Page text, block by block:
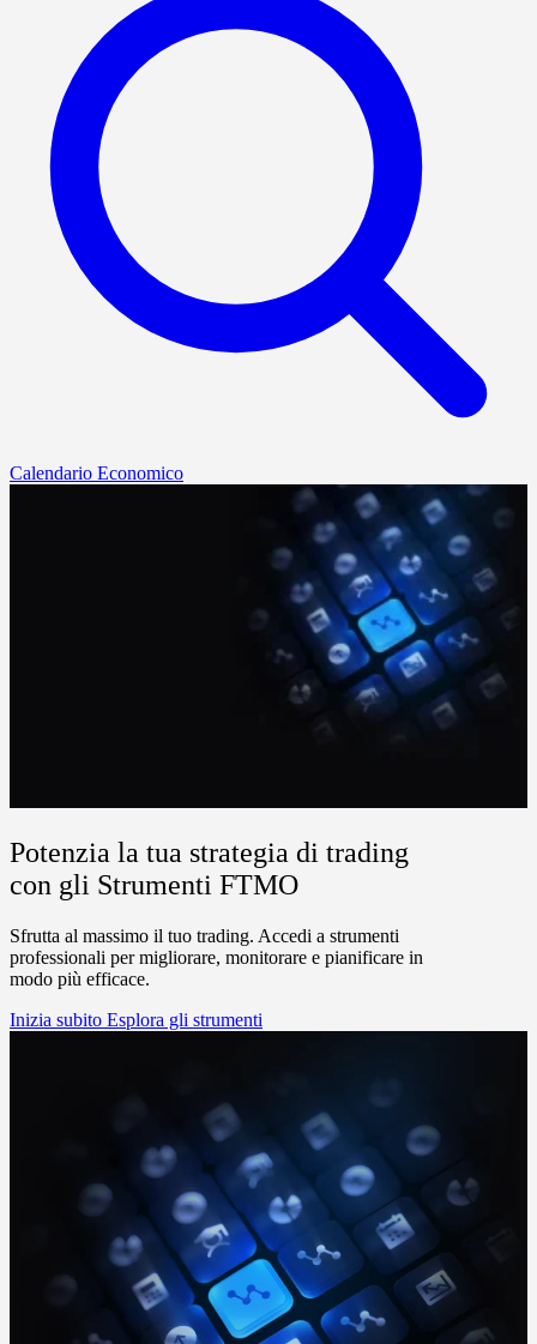
Calendario Economico
Potenzia la tua strategia di trading
con gli Strumenti FTMO
Sfrutta al massimo il tuo trading. Accedi a strumenti
professionali per migliorare, monitorare e pianificare in
modo più efficace.
Inizia subito Esplora gli strumenti